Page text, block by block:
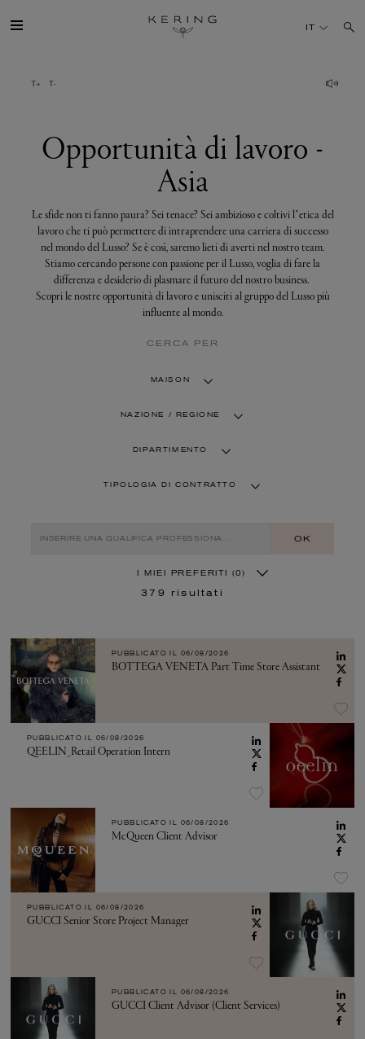
lavoro
TALENTI
SOSTENIBILITÀ
FINANCE
MEDIA
IT
Opportunità di lavoro -
Asia
Le sfide non ti fanno paura? Sei tenace? Sei ambizioso e coltivi l’etica del
lavoro che ti può permettere di intraprendere una carriera di successo
nel mondo del Lusso? Se è così, saremo lieti di averti nel nostro team.
Stiamo cercando persone con passione per il Lusso, voglia di fare la
differenza e desiderio di plasmare il futuro del nostro business.
Scopri le nostre opportunità di lavoro e unisciti al gruppo del Lusso più
influente al mondo.
CERCA PER
MAISON
NAZIONE / REGIONE
DIPARTIMENTO
TIPOLOGIA DI CONTRATTO
OK
I MIEI PREFERITI (0)
379 risultati
PUBBLICATO IL 06/08/2026
BOTTEGA VENETA Part Time Store Assistant
PUBBLICATO IL 06/08/2026
QEELIN_Retail Operation Intern
PUBBLICATO IL 06/08/2026
McQueen Client Advisor
PUBBLICATO IL 06/08/2026
GUCCI Senior Store Project Manager
PUBBLICATO IL 06/08/2026
GUCCI Client Advisor (Client Services)